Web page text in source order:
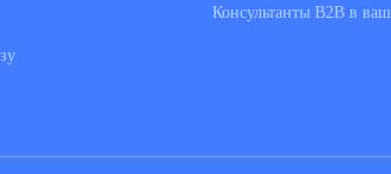
Консультанты В2В в